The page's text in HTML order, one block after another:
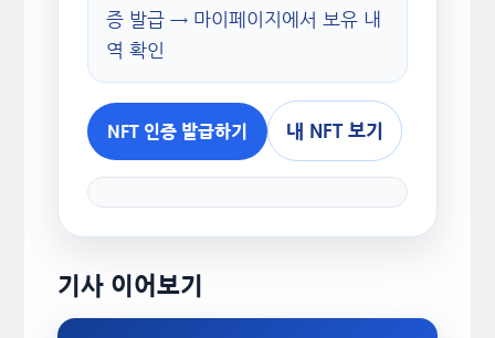
증 발급 → 마이페이지에서 보유 내
역 확인
NFT 인증 발급하기 내 NFT 보기
기사 이어보기